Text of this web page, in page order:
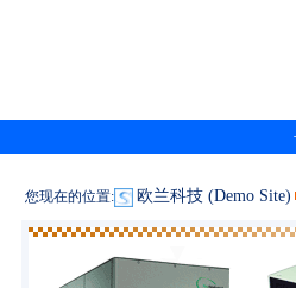
您现在的位置: 欧兰科技 (Demo Site)